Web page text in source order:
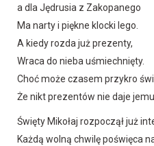
a dla Jędrusia z Zakopanego
Ma narty i piękne klocki lego.
A kiedy rozda już prezenty,
Wraca do nieba uśmiechnięty.
Choć może czasem przykro
Że nikt prezentów nie daje jemu.
Święty Mikołaj rozpoczął już
Każdą wolną chwilę poświęca